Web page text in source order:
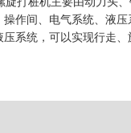
作间、电气系统、液压
系统，可以实现行走、